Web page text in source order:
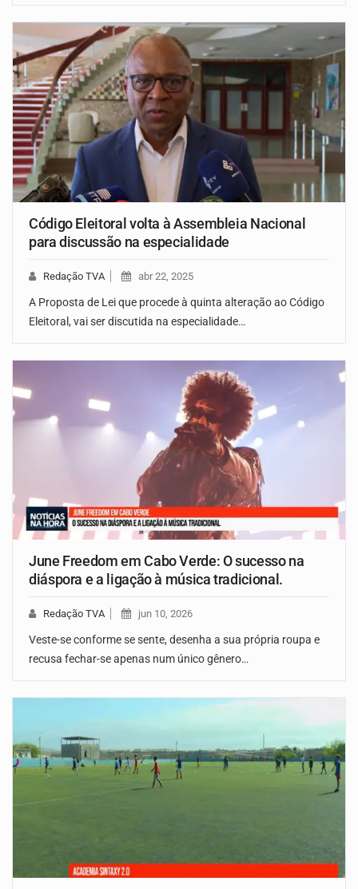
Código Eleitoral volta à Assembleia Nacional
para discussão na especialidade
Redação TVA abr 22, 2025
A Proposta de Lei que procede à quinta alteração ao Código
Eleitoral, vai ser discutida na especialidade…
June Freedom em Cabo Verde: O sucesso na
diáspora e a ligação à música tradicional.
Redação TVA jun 10, 2026
Veste-se conforme se sente, desenha a sua própria roupa e
recusa fechar-se apenas num único gênero…